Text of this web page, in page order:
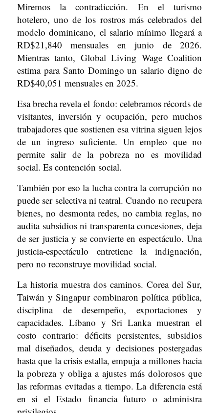
Miremos la contradicción. En el turismo
hotelero, uno de los rostros más celebrados del
modelo dominicano, el salario mínimo llegará a
RD$21,840 mensuales en junio de 2026.
Mientras tanto, Global Living Wage Coalition
estima para Santo Domingo un salario digno de
RD$40,051 mensuales en 2025.
Esa brecha revela el fondo: celebramos récords de
visitantes, inversión y ocupación, pero muchos
trabajadores que sostienen esa vitrina siguen lejos
de un ingreso suficiente. Un empleo que no
permite salir de la pobreza no es movilidad
social. Es contención social.
También por eso la lucha contra la corrupción no
puede ser selectiva ni teatral. Cuando no recupera
bienes, no desmonta redes, no cambia reglas, no
audita subsidios ni transparenta concesiones, deja
de ser justicia y se convierte en espectáculo. Una
justicia-espectáculo entretiene la indignación,
pero no reconstruye movilidad social.
La historia muestra dos caminos. Corea del Sur,
Taiwán y Singapur combinaron política pública,
disciplina de desempeño, exportaciones y
capacidades. Líbano y Sri Lanka muestran el
costo contrario: déficits persistentes, subsidios
mal diseñados, deuda y decisiones postergadas
hasta que la crisis estalla, empuja a millones hacia
la pobreza y obliga a ajustes más dolorosos que
las reformas evitadas a tiempo. La diferencia está
en si el Estado financia futuro o administra